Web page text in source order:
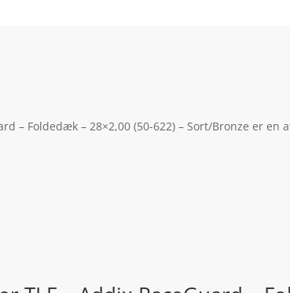
– Foldedæk – 28×2,00 (50-622) – Sort/Bronze er